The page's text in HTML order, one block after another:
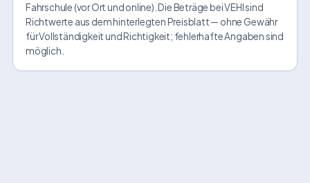
Fahrschule (vor Ort und online). Die Beträge bei VEHI sind
Richtwerte aus dem hinterlegten Preisblatt — ohne Gewähr
für Vollständigkeit und Richtigkeit; fehlerhafte Angaben sind
möglich.